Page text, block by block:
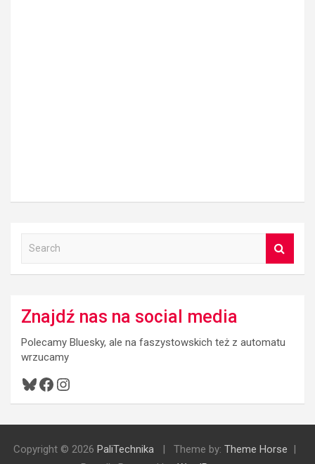
h
Znajdź nas na social media
Polecamy Bluesky, ale na faszystowskich też z automatu
wrzucamy
Bluesky
Facebook
Instagram
Copyright © 2026 PaliTechnika Theme by: Theme Horse